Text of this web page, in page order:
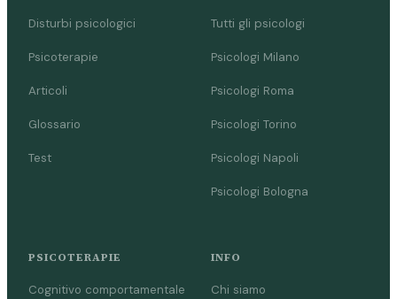
Disturbi psicologici
Psicoterapie
Articoli
Glossario
Test
Tutti gli psicologi
Psicologi Milano
Psicologi Roma
Psicologi Torino
Psicologi Napoli
Psicologi Bologna
PSICOTERAPIE
Cognitivo comportamentale
INFO
Chi siamo